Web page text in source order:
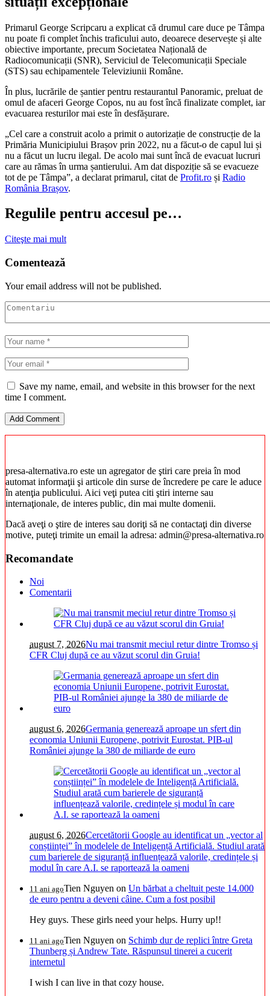
Primarul George Scripcaru a explicat că drumul care duce pe Tâmpa
nu poate fi complet închis traficului auto, deoarece deservește și alte
obiective importante, precum Societatea Națională de
Radiocomunicații (SNR), Serviciul de Telecomunicații Speciale
(STS) sau echipamentele Televiziunii Române.
În plus, lucrările de șantier pentru restaurantul Panoramic, preluat de
omul de afaceri George Copos, nu au fost încă finalizate complet, iar
evacuarea resturilor mai este în desfășurare.
„Cel care a construit acolo a primit o autorizație de construcție de la
Primăria Municipiului Brașov prin 2022, nu a făcut-o de capul lui și
nu a făcut un lucru ilegal. De acolo mai sunt încă de evacuat lucruri
care au rămas în urma șantierului. Am dat dispoziție să se evacueze
tot de pe Tâmpa”, a declarat primarul, citat de Profit.ro și Radio
România Brașov.
Regulile pentru accesul pe…
Citeşte mai mult
Comentează
Your email address will not be published.
Save my name, email, and website in this browser for the next
time I comment.
presa-alternativa.ro este un agregator de ştiri care preia în mod
automat informaţii şi articole din surse de încredere pe care le aduce
în atenţia publicului. Aici veţi putea citi ştiri interne sau
internaţionale, de interes public, din mai multe domenii.
Dacă aveţi o ştire de interes sau doriţi să ne contactaţi din diverse
motive, puteţi trimite un email la adresa: admin@presa-alternativa.ro
Recomandate
Noi
Comentarii
august 7, 2026Nu mai transmit meciul retur dintre Tromso și
CFR Cluj după ce au văzut scorul din Gruia!
august 6, 2026Germania generează aproape un sfert din
economia Uniunii Europene, potrivit Eurostat. PIB-ul
României ajunge la 380 de miliarde de euro
august 6, 2026Cercetătorii Google au identificat un „vector al
conștiinței” în modelele de Inteligență Artificială. Studiul arată
cum barierele de siguranță influențează valorile, credințele și
modul în care A.I. se raportează la oameni
11 ani agoTien Nguyen on Un bărbat a cheltuit peste 14.000
de euro pentru a deveni câine. Cum a fost posibil
Hey guys. These girls need your helps. Hurry up!!
11 ani agoTien Nguyen on Schimb dur de replici între Greta
Thunberg și Andrew Tate. Răspunsul tinerei a cucerit
internetul
I wish I can live in that cozy house.